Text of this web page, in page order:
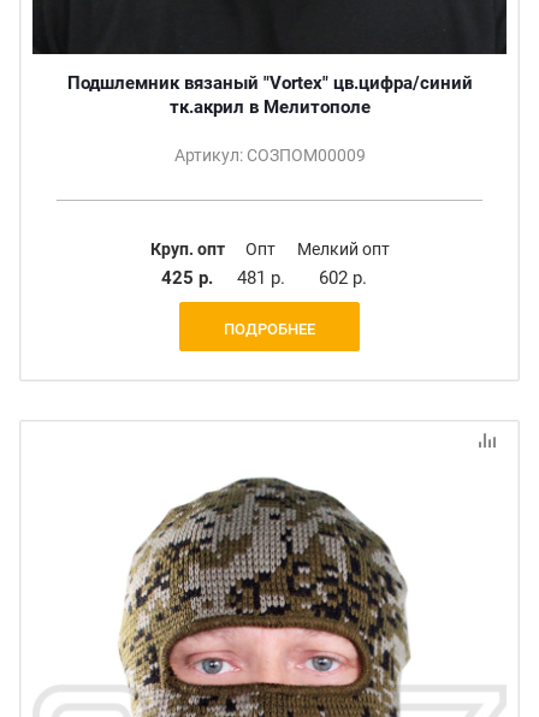
Подшлемник вязаный "Vortex" цв.цифра/синий
тк.акрил в Мелитополе
Артикул: СОЗПОМ00009
Круп. опт
425 р.
Опт
481 р.
Мелкий опт
602 р.
ПОДРОБНЕЕ